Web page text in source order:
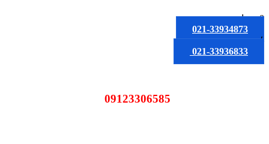
0 تومان
021-33934873
یا
021-33936833